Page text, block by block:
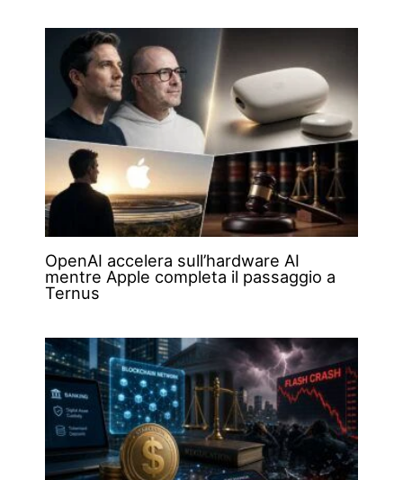
OpenAI accelera sull’hardware AI
mentre Apple completa il passaggio a
Ternus